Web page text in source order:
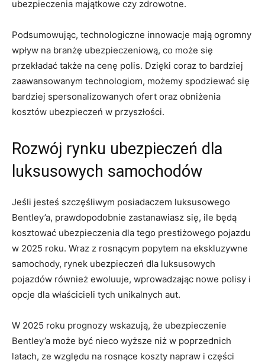
ubezpieczenia‍ majątkowe czy zdrowotne.
Podsumowując, ​technologiczne ‌innowacje mają ogromny
wpływ na branżę ubezpieczeniową, co może się‍
przekładać także na cenę polis. Dzięki⁤ coraz‌ to bardziej
zaawansowanym technologiom, ‌możemy spodziewać się
bardziej ​spersonalizowanych ofert oraz obniżenia‍
kosztów ubezpieczeń w przyszłości.
Rozwój rynku ubezpieczeń dla
luksusowych samochodów
Jeśli jesteś szczęśliwym posiadaczem luksusowego
Bentley’a, prawdopodobnie ‍zastanawiasz się, ‍ile⁤ będą
kosztować ubezpieczenia dla tego prestiżowego ⁣pojazdu
⁣w‍ 2025 roku. Wraz ⁤z rosnącym ​popytem na ekskluzywne
samochody, rynek ubezpieczeń dla luksusowych ​
pojazdów ‍również ewoluuje, wprowadzając nowe polisy i
opcje dla ‌właścicieli tych unikalnych aut.
W 2025 roku⁢ prognozy wskazują, że ubezpieczenie
Bentley’a może być nieco ‍wyższe niż w​ poprzednich
latach, ze względu na ⁤rosnące koszty napraw i części